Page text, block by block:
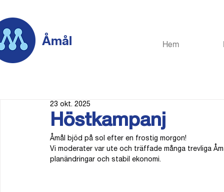
Åmål Hem
Höstkampanj
23 okt. 2025
Åmål bjöd på sol efter en frostig morgon!
Vi moderater var ute och träffade många trevliga
planändringar och stabil ekonomi.